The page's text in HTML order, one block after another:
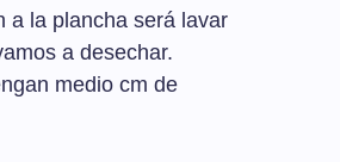
a la plancha será lavar
a desechar.
medio cm de